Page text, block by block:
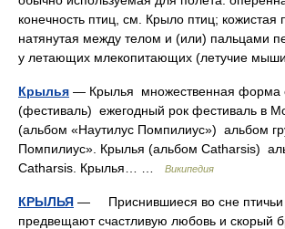
конечность птиц, см. Крыло птиц; кожистая
натянутая между телом и (или) пальцами
у летающих млекопитающих (летучие
Крылья — Крылья множественная форма
(фестиваль) ежегодный рок фестиваль в
(альбом «Наутилус Помпилиус») альбом
Помпилиус». Крылья (альбом Catharsis)
Catharsis. Крылья… …
Википедия
КРЫЛЬЯ — Приснившиеся во сне птичьи
предвещают счастливую любовь и